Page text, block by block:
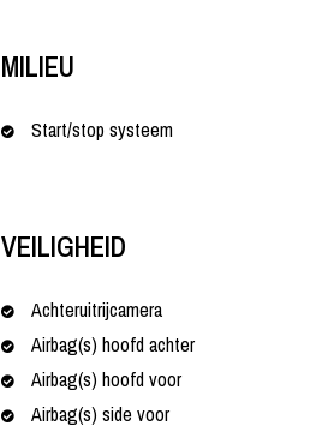
MILIEU
Start/stop systeem
VEILIGHEID
Achteruitrijcamera
Airbag(s) hoofd achter
Airbag(s) hoofd voor
Airbag(s) side voor